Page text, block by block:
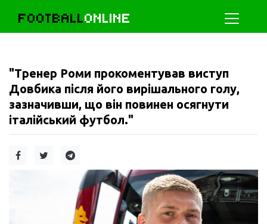
FOOTBALLONLINE
"Тренер Роми прокоментував виступ
Довбика після його вирішального голу,
зазначивши, що він повинен осягнути
італійський футбол."